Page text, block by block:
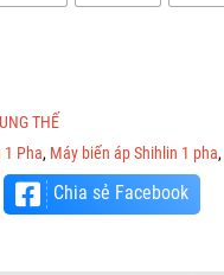
THẾ
1 Pha, Máy biến áp Shihlin 1 pha,
Chia sẻ Facebook